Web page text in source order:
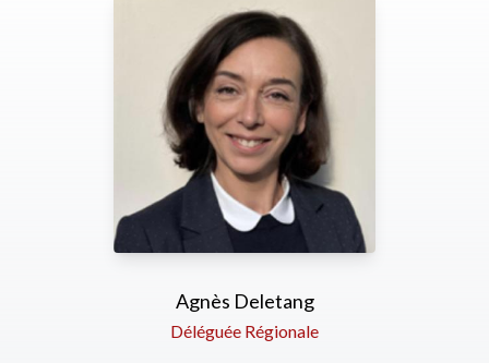
Agnès Deletang
Déléguée Régionale